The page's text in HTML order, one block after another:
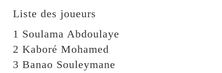
Liste des joueurs
1 Soulama Abdoulaye
2 Kaboré Mohamed
3 Banao Souleymane